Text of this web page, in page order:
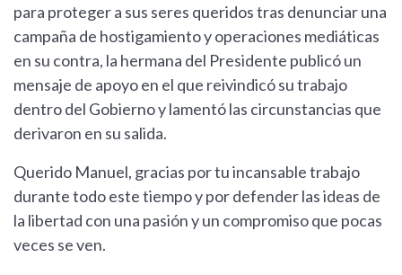
para proteger a sus seres queridos tras denunciar una
campaña de hostigamiento y operaciones mediáticas
en su contra, la hermana del Presidente publicó un
mensaje de apoyo en el que reivindicó su trabajo
dentro del Gobierno y lamentó las circunstancias que
derivaron en su salida.
Querido Manuel, gracias por tu incansable trabajo
durante todo este tiempo y por defender las ideas de
la libertad con una pasión y un compromiso que pocas
veces se ven.